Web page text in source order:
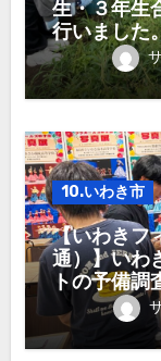
生・３年生
行いました
10.いわき市
【いわきフ
通）】いわ
トの予備調